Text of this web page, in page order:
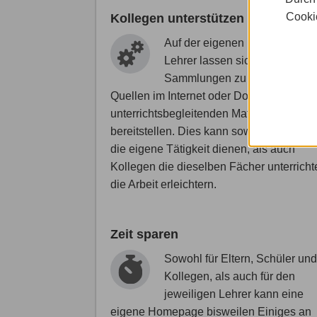
Kollegen unterstützen
Auf der eigenen Homepage für
Lehrer lassen sich Link-
Sammlungen zu besonders
Quellen im Internet oder Downloads an
unterrichtsbegleitenden Materialien
bereitstellen. Dies kann sowohl als Archiv
die eigene Tätigkeit dienen, als auch
Kollegen die dieselben Fächer
die Arbeit erleichtern.
Zeit sparen
Sowohl für Eltern, Schüler und
Kollegen, als auch für den
jeweiligen Lehrer kann eine
eigene Homepage bisweilen Einiges an